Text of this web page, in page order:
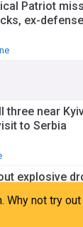
Patriot
ex-
three near
to Serbia
explosive
Why not try out